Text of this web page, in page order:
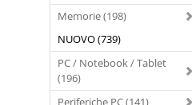
Memorie (198)
NUOVO (739)
PC / Notebook / Tablet
(196)
Periferiche PC (141)